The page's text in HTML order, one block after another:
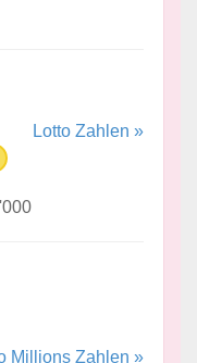
Lotto Zahlen »
Millions Zahlen »